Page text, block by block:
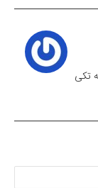
نمیشه تکی